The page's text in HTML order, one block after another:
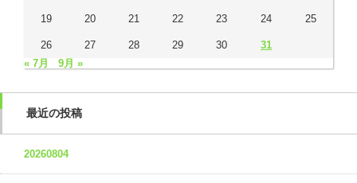
19 20 21 22 23 24 25
26 27 28 29 30
31
« 7月
9月 »
最近の投稿
20260804